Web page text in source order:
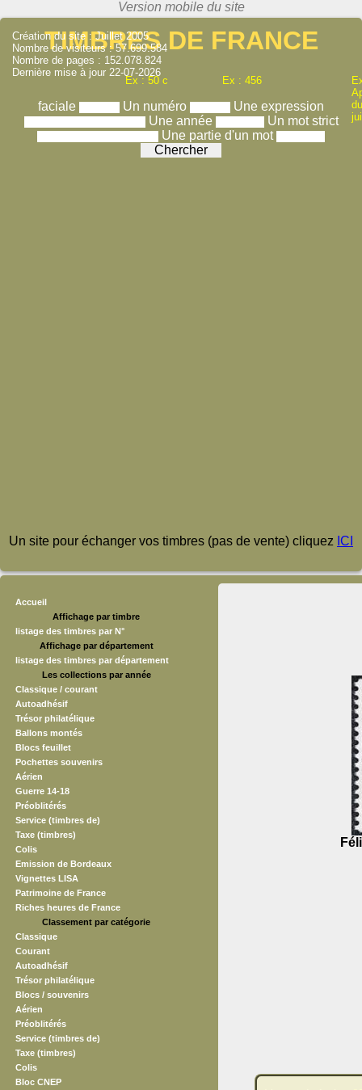
TIMBRES DE FRANCE
Ex : 50 c Ex : 456
faciale Un numéro
Une expression
Une année
Un mot strict
Une partie d'un mot
Création du site : Juillet 2005
Nombre de visiteurs : 57.699.584
Nombre de pages : 152.078.824
Dernière mise à jour 22-07-2026
Un site pour échanger vos timbres (pas de vente) cliquez ICI
Accueil
Affichage par timbre
listage des timbres par N°
Affichage par département
listage des timbres par département
Les collections par année
Classique / courant
Autoadhésif
Trésor philatélique
Ballons montés
Blocs feuillet
Pochettes souvenirs
Aérien
Guerre 14-18
Préoblitérés
Service (timbres de)
Taxe (timbres)
Colis
Emission de Bordeaux
Vignettes LISA
Patrimoine de France
Riches heures de France
Classement par catégorie
Classique
Courant
Autoadhésif
Trésor philatélique
Blocs / souvenirs
Aérien
Préoblitérés
Service (timbres de)
Taxe (timbres)
Colis
Bloc CNEP